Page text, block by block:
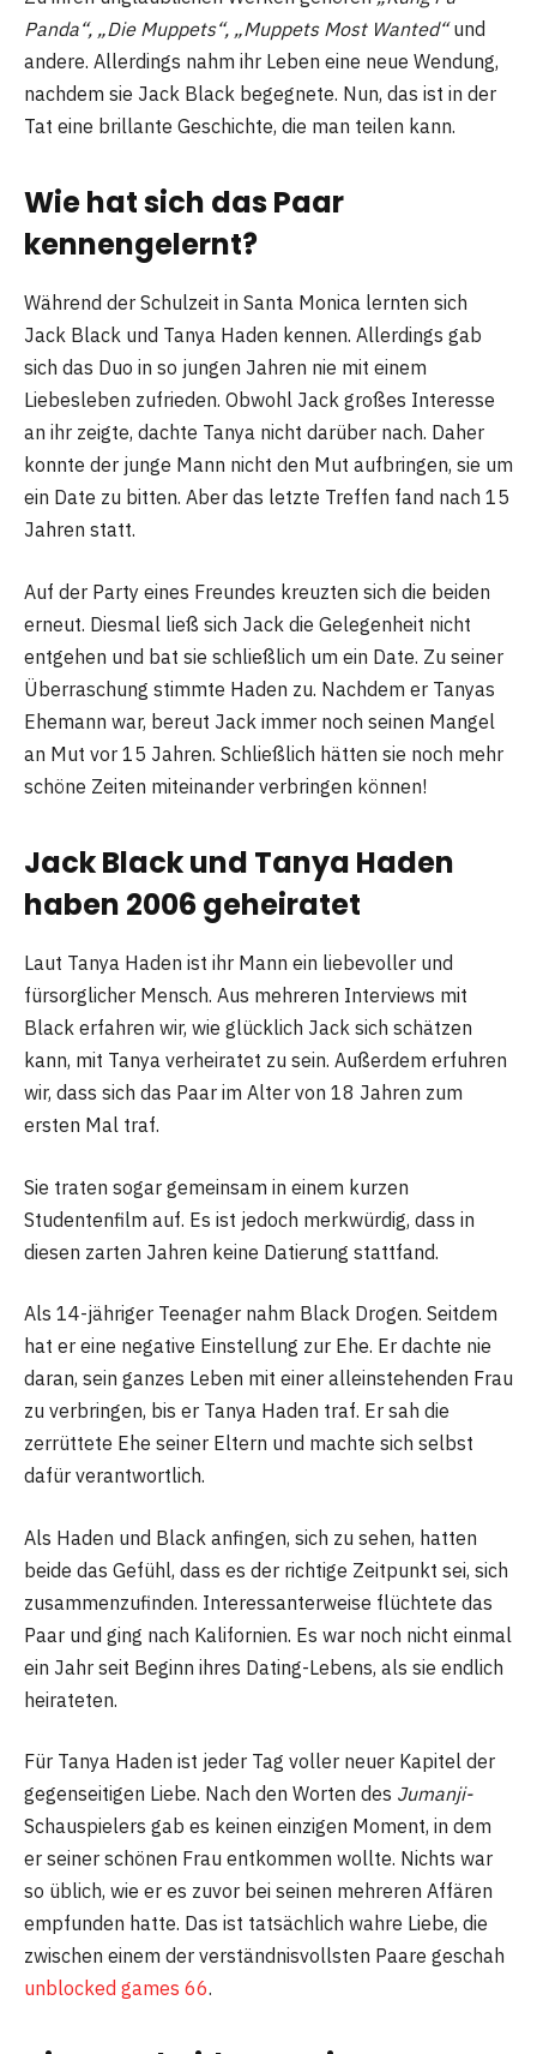
Panda“, „Die Muppets“, „Muppets Most Wanted“und
andere. Allerdings nahm ihr Leben eine neue Wendung,
nachdem sie Jack Black begegnete. Nun, das ist in der
Tat eine brillante Geschichte, die man teilen kann.
Wie hat sich das Paar
kennengelernt?
Während der Schulzeit in Santa Monica lernten sich
Jack Black und Tanya Haden kennen. Allerdings gab
sich das Duo in so jungen Jahren nie mit einem
Liebesleben zufrieden. Obwohl Jack großes Interesse
an ihr zeigte, dachte Tanya nicht darüber nach. Daher
konnte der junge Mann nicht den Mut aufbringen, sie um
ein Date zu bitten. Aber das letzte Treffen fand nach 15
Jahren statt.
Auf der Party eines Freundes kreuzten sich die beiden
erneut. Diesmal ließ sich Jack die Gelegenheit nicht
entgehen und bat sie schließlich um ein Date. Zu seiner
Überraschung stimmte Haden zu. Nachdem er Tanyas
Ehemann war, bereut Jack immer noch seinen Mangel
an Mut vor 15 Jahren. Schließlich hätten sie noch mehr
schöne Zeiten miteinander verbringen können!
Jack Black und Tanya Haden
haben 2006 geheiratet
Laut Tanya Haden ist ihr Mann ein liebevoller und
fürsorglicher Mensch. Aus mehreren Interviews mit
Black erfahren wir, wie glücklich Jack sich schätzen
kann, mit Tanya verheiratet zu sein. Außerdem erfuhren
wir, dass sich das Paar im Alter von 18 Jahren zum
ersten Mal traf.
Sie traten sogar gemeinsam in einem kurzen
Studentenfilm auf. Es ist jedoch merkwürdig, dass in
diesen zarten Jahren keine Datierung stattfand.
Als 14-jähriger Teenager nahm Black Drogen. Seitdem
hat er eine negative Einstellung zur Ehe. Er dachte nie
daran, sein ganzes Leben mit einer alleinstehenden Frau
zu verbringen, bis er Tanya Haden traf. Er sah die
zerrüttete Ehe seiner Eltern und machte sich selbst
dafür verantwortlich.
Als Haden und Black anfingen, sich zu sehen, hatten
beide das Gefühl, dass es der richtige Zeitpunkt sei, sich
zusammenzufinden. Interessanterweise flüchtete das
Paar und ging nach Kalifornien. Es war noch nicht einmal
ein Jahr seit Beginn ihres Dating-Lebens, als sie endlich
heirateten.
Für Tanya Haden ist jeder Tag voller neuer Kapitel der
gegenseitigen Liebe. Nach den Worten des Jumanji-
Schauspielers gab es keinen einzigen Moment, in dem
er seiner schönen Frau entkommen wollte. Nichts war
so üblich, wie er es zuvor bei seinen mehreren Affären
empfunden hatte. Das ist tatsächlich wahre Liebe, die
zwischen einem der verständnisvollsten Paare geschah
unblocked games 66.